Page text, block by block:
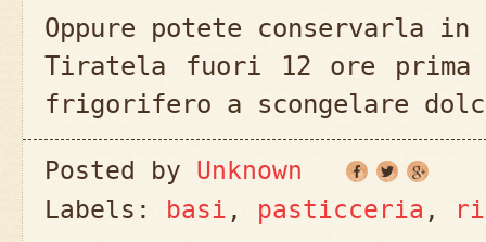
Oppure potete conservarla
Tiratela fuori 12 ore
frigorifero a scongelare
Posted by Unknown
Labels: basi , pasticceria ,